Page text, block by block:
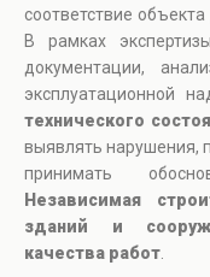
соответствие
В рамках
документации,
эксплуатационной
технического
выявлять нарушения,
принимать
Независимая
зданий и
качества работ